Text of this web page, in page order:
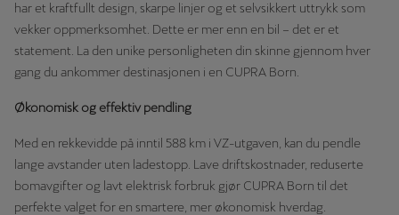
har et kraftfullt design, skarpe linjer og et selvsikkert uttrykk som
vekker oppmerksomhet. Dette er mer enn en bil – det er et
statement. La den unike personligheten din skinne gjennom hver
gang du ankommer destinasjonen i en CUPRA Born.
Økonomisk og effektiv pendling
Med en rekkevidde på inntil 588 km i VZ-utgaven​, kan du pendle
lange avstander uten ladestopp. Lave driftskostnader, reduserte
bomavgifter og lavt elektrisk forbruk gjør CUPRA Born til det
perfekte valget for en smartere, mer økonomisk hverdag.